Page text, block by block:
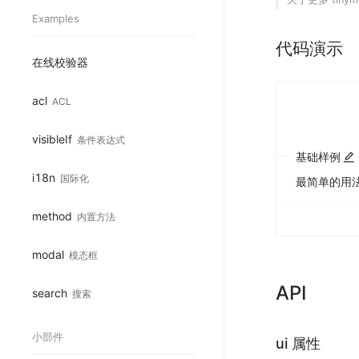
Examples
在线校验器
acl ACL
visibleIf 条件表达式
i18n 国际化
method 内置方法
modal 模态框
search 搜索
小部件
代码演示
基础样例
最简单的用
API
ui 属性